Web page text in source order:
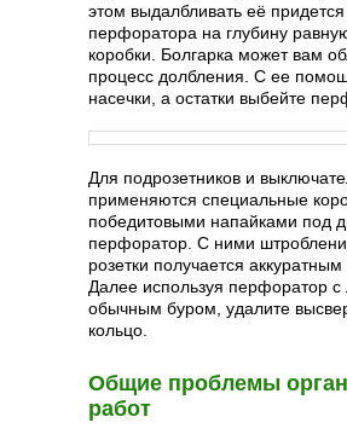
этом выдалбливать её
перфоратора на глубину
коробки. Болгарка может вам
процесс долбления. С ее
насечки, а остатки выбейте
Для подрозетников и
применяются специальные
победитовыми напайками под
перфоратор. С ними
розетки получается
Далее используя перфоратор с
обычным буром, удалите
кольцо.
Общие проблемы
работ